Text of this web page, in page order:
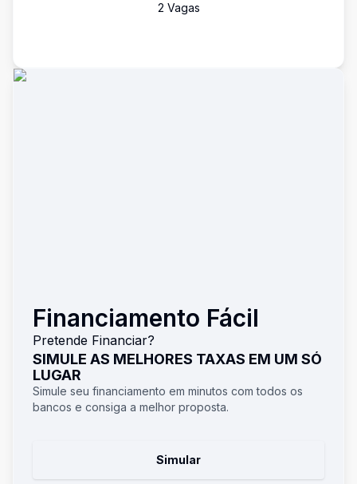
2 Vagas
Financiamento Fácil
Pretende Financiar?
SIMULE AS MELHORES TAXAS EM UM SÓ
LUGAR
Simule seu financiamento em minutos com todos os
bancos e consiga a melhor proposta.
Simular